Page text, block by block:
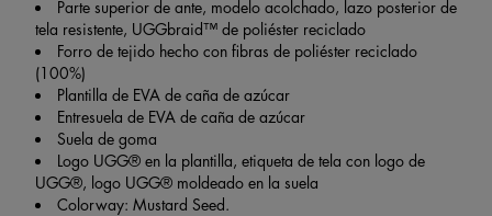
Parte superior de ante, modelo acolchado, lazo posterior de
tela resistente, UGGbraid™ de poliéster reciclado
Forro de tejido hecho con fibras de poliéster reciclado
(100%)
Plantilla de EVA de caña de azúcar
Entresuela de EVA de caña de azúcar
Suela de goma
Logo UGG® en la plantilla, etiqueta de tela con logo de
UGG®, logo UGG® moldeado en la suela
Colorway: Mustard Seed.